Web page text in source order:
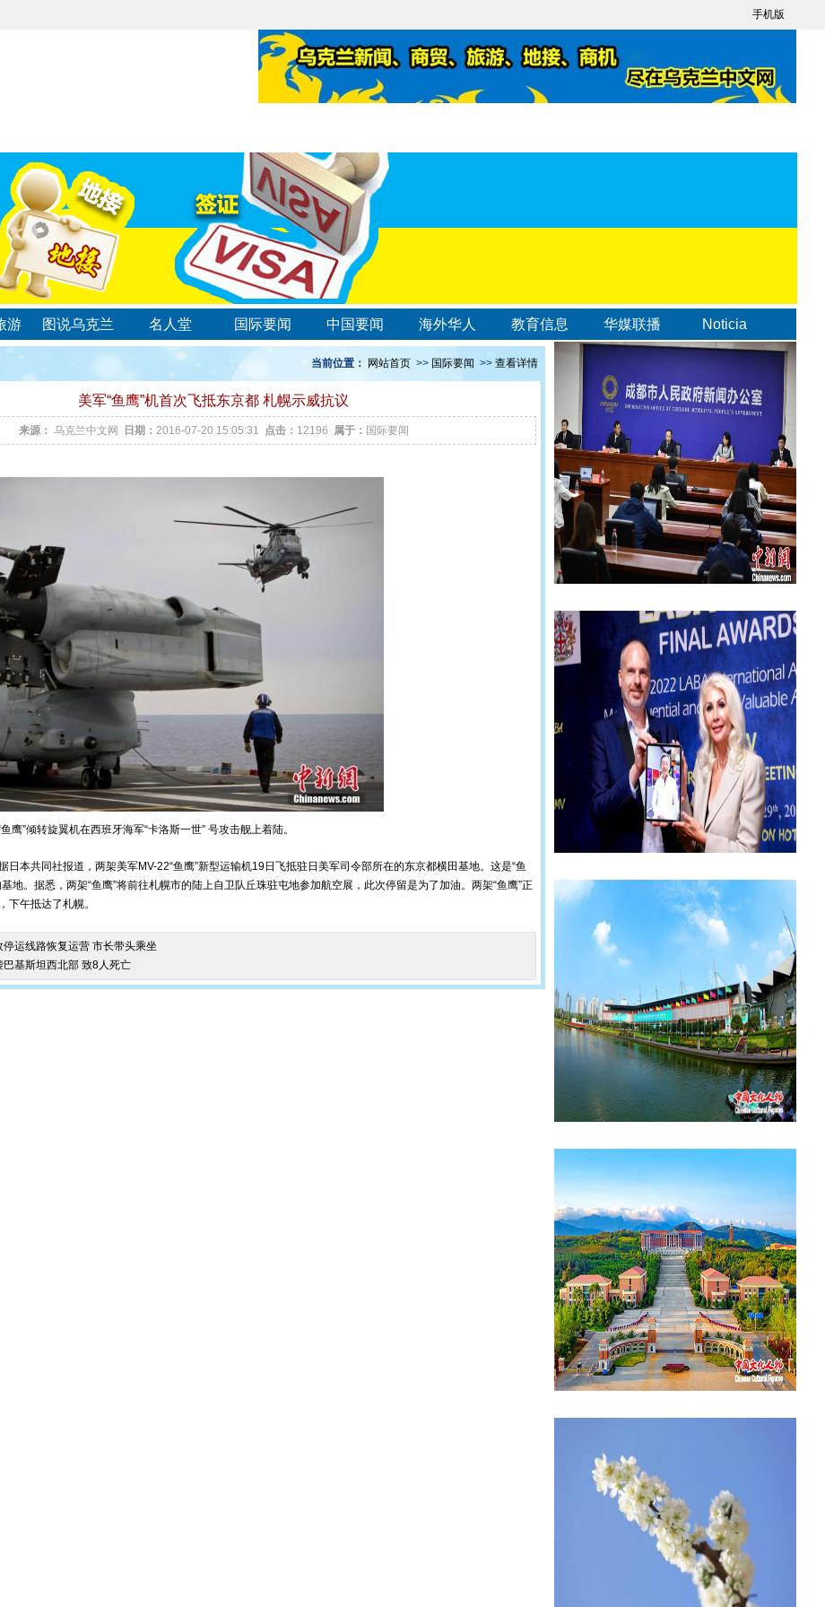
手机版
游 图说乌克兰 名人堂 国际要闻 中国要闻 海外华人 教育信息 华媒联播 Noticia
当前位置： 网站首页 >> 国际要闻 >> 查看详情
美军“鱼鹰”机首次飞抵东京都 札幌示威抗议
来源： 乌克兰中文网 日期： 2016-07-20 15:05:31 点击： 12196 属于： 国际要闻
鹰”倾转旋翼机在西班牙海军“卡洛斯一世” 号攻击舰上着陆。
本共同社报道，两架美军MV-22“鱼鹰”新型运输机19日飞抵驻日美军司令部所在的东京都横田基地。这是“鱼
地。据悉，两架“鱼鹰”将前往札幌市的陆上自卫队丘珠驻屯地参加航空展，此次停留是为了加油。两架“鱼鹰”正
下午抵达了札幌。
运线路恢复运营 市长带头乘坐
巴基斯坦西北部 致8人死亡